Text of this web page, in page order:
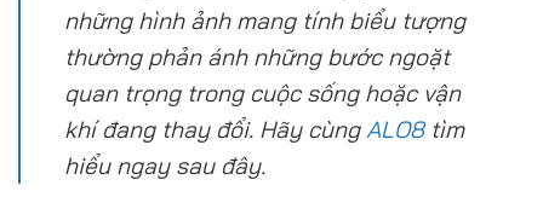
những hình ảnh mang tính biểu tượng
thường phản ánh những bước ngoặt
quan trọng trong cuộc sống hoặc vận
khí đang thay đổi. Hãy cùngALO8tìm
hiểu ngay sau đây.